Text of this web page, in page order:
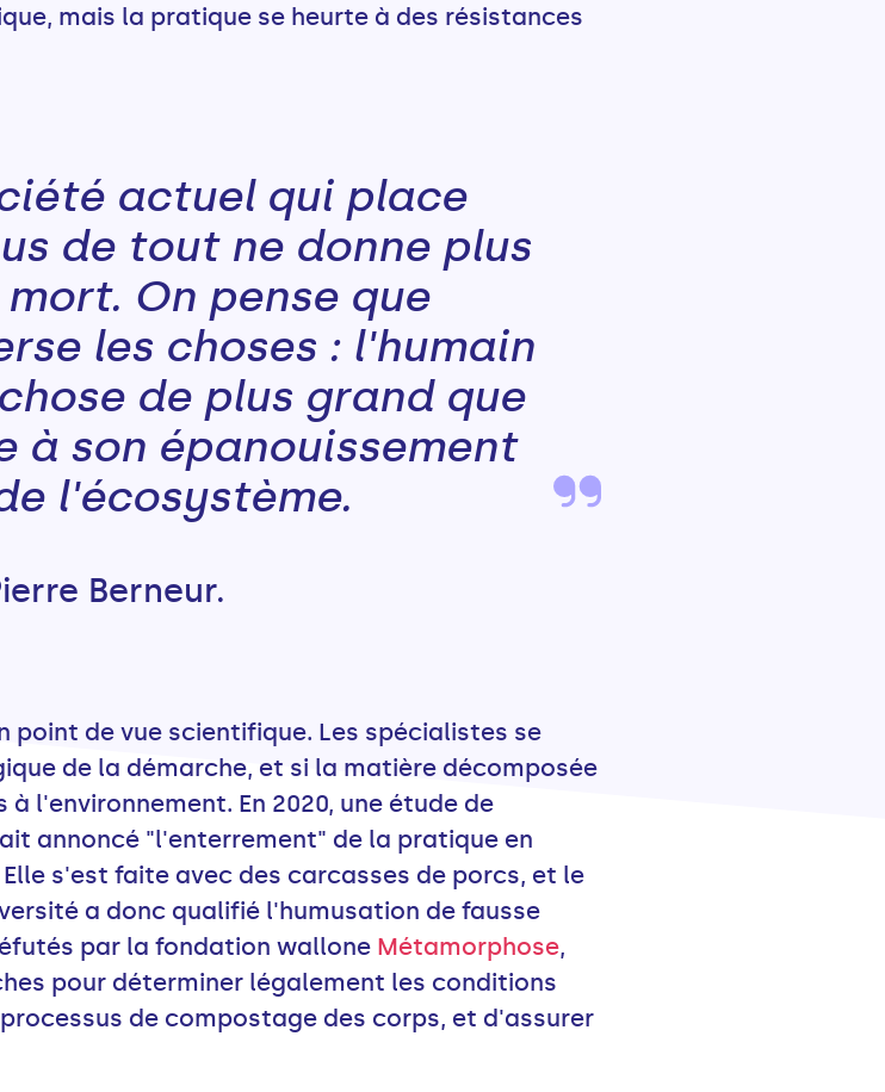
mais la pratique se heurte à des résistances
actuel qui place
de tout ne donne plus
On pense que
les choses : l'humain
de plus grand que
à son épanouissement
l'écosystème.
Berneur.
de vue scientifique. Les spécialistes se
de la démarche, et si la matière décomposée
l'environnement. En 2020, une étude de
annoncé "l'enterrement" de la pratique en
s'est faite avec des carcasses de porcs, et le
a donc qualifié l'humusation de fausse
par la fondation wallone Métamorphose,
pour déterminer légalement les conditions
de compostage des corps, et d'assurer